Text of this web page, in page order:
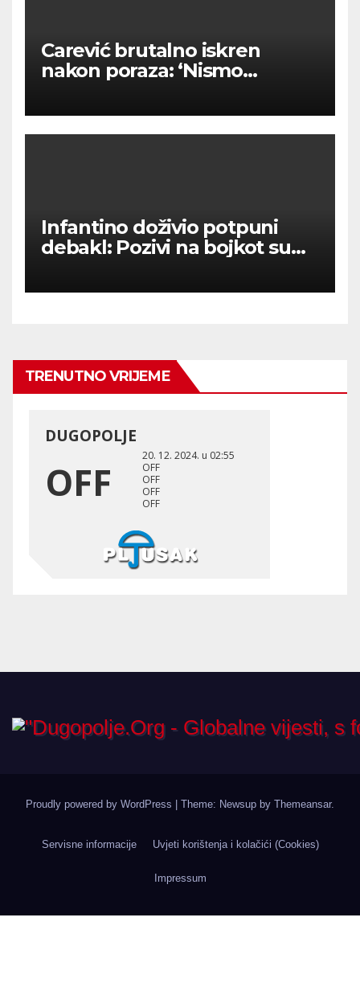
Carević brutalno iskren
nakon poraza: ‘Nismo
Infantino doživio potpuni
debakl: Pozivi na bojkot su
dionica SP-a!
TRENUTNO VRIJEME
Proudly powered by WordPress | Theme: Newsup by Themeansar.
Servisne informacije Uvjeti korištenja i kolačići (Cookies)
Impressum